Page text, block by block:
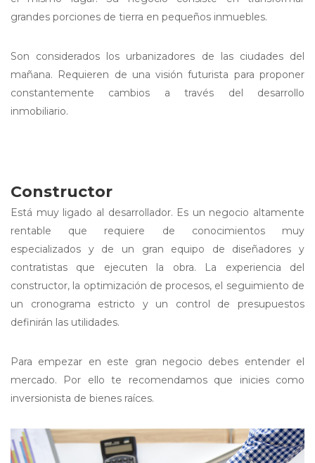
grandes porciones de tierra en pequeños inmuebles.
Son considerados los urbanizadores de las ciudades del
mañana. Requieren de una visión futurista para proponer
constantemente cambios a través del desarrollo
inmobiliario.
Constructor
Está muy ligado al desarrollador. Es un negocio altamente
rentable que requiere de conocimientos muy
especializados y de un gran equipo de diseñadores y
contratistas que ejecuten la obra. La experiencia del
constructor, la optimización de procesos, el seguimiento de
un cronograma estricto y un control de presupuestos
definirán las utilidades.
Para empezar en este gran negocio debes entender el
mercado. Por ello te recomendamos que inicies como
inversionista de bienes raíces.